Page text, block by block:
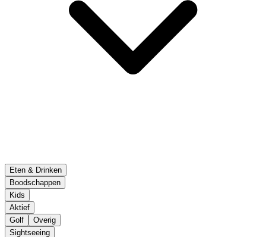
Eten & Drinken
Boodschappen
Kids
Aktief
Golf
Overig
Sightseeing